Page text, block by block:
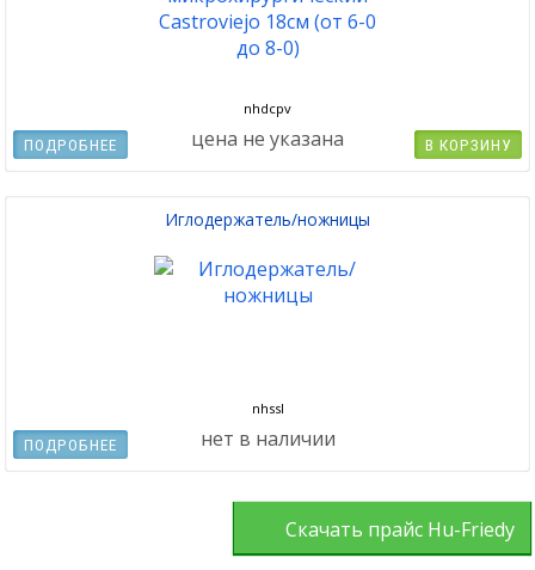
nhdcpv
цена не указана В КОРЗИНУ
ПОДРОБНЕЕ
Иглодержатель/ножницы
nhssl
нет в наличии
ПОДРОБНЕЕ
Скачать прайс Hu-Friedy